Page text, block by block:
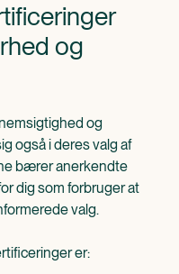
og
og
også i deres valg af
bærer anerkendte
dig som forbruger at
valg.
er: